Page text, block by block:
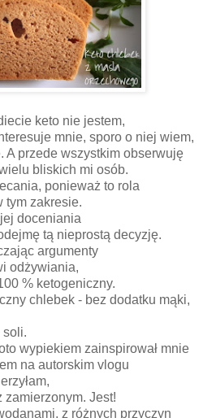
keto nie jestem,
mnie, sporo o niej wiem,
A przede wszystkim obserwuję
bliskich mi osób.
ponieważ to rola
tym zakresie.
doceniania
tą nieprostą decyzję.
argumenty
odżywiania,
% ketogeniczny.
chlebek - bez dodatku mąki,
soli.
wypiekiem zainspirował mnie
na autorskim vlogu
zamierzonym. Jest!
z różnych przyczyn